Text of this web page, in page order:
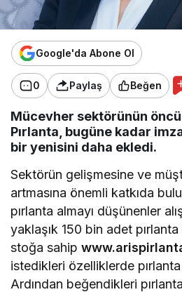
Google'da Abone Ol
0 Paylaş Beğen
Mücevher sektörünün
Pırlanta, bugüne kadar
bir yenisini daha ekledi.
Sektörün gelişmesine ve
artmasına önemli katkıda
pırlanta almayı düşünenler
yaklaşık 150 bin adet
stoğa sahip
istedikleri özelliklerde
Ardından beğendikleri